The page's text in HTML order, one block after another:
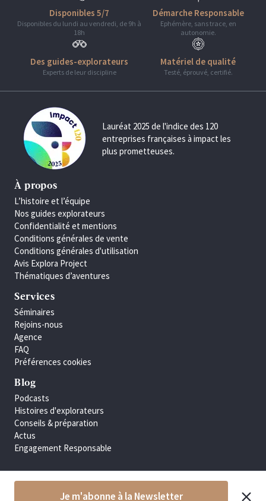
Je m'abonne à la Newsletter
Disponibles 5/7
Disponibles du lundi au vendredi, de 9h à
18h
Des guides-explorateurs
Experts de leur discipline
Démarche Responsable
Ephémère, sans trace, en
autonomie.
Matériel de qualité
Testé, éprouvé, certifié.
Lauréat 2025 de l'indice des 120
entreprises françaises à impact les
plus prometteuses.
À propos
L’histoire et l’équipe
Nos guides explorateurs
Confidentialité et mentions
Conditions générales de vente
Conditions générales d'utilisation
Avis Explora Project
Thématiques d’aventures
Services
Séminaires
Rejoins-nous
Agence
FAQ
Préférences cookies
Blog
Podcasts
Histoires d'explorateurs
Conseils & préparation
Actus
Engagement Responsable